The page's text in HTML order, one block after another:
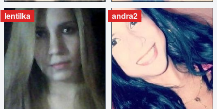
lentilka
ZOBRAZIT INZERÁT
andra2
ZOBRAZIT INZERÁT